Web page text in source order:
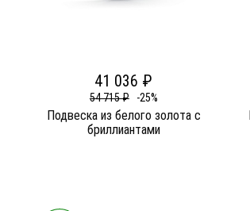
41 036 ₽
54 715 ₽ -25%
Подвеска из белого золота c
бриллиантами